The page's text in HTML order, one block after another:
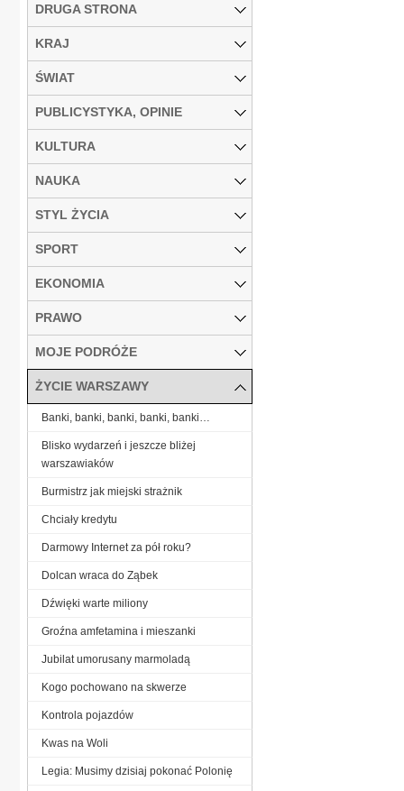
DRUGA STRONA
KRAJ
ŚWIAT
PUBLICYSTYKA, OPINIE
KULTURA
NAUKA
STYL ŻYCIA
SPORT
EKONOMIA
PRAWO
MOJE PODRÓŻE
ŻYCIE WARSZAWY
Banki, banki, banki, banki, banki…
Blisko wydarzeń i jeszcze bliżej
warszawiaków
Burmistrz jak miejski strażnik
Chciały kredytu
Darmowy Internet za pół roku?
Dolcan wraca do Ząbek
Dźwięki warte miliony
Groźna amfetamina i mieszanki
Jubilat umorusany marmoladą
Kogo pochowano na skwerze
Kontrola pojazdów
Kwas na Woli
Legia: Musimy dzisiaj pokonać Polonię